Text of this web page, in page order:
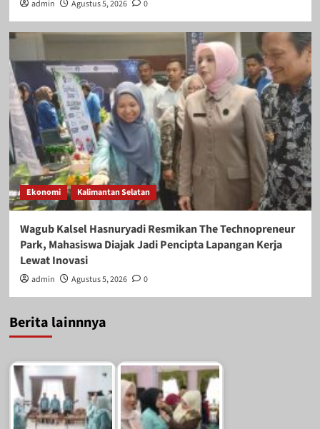
admin Agustus 5, 2026 0
Ekonomi Kalimantan Selatan
Wagub Kalsel Hasnuryadi Resmikan The Technopreneur
Park, Mahasiswa Diajak Jadi Pencipta Lapangan Kerja
Lewat Inovasi
admin Agustus 5, 2026 0
Berita lainnnya